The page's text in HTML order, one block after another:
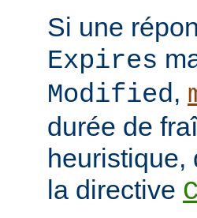
Si une
Expires
Modified,
durée de
heuristique,
la directive